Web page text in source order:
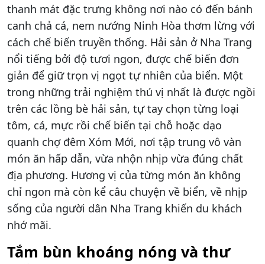
thanh mát đặc trưng không nơi nào có đến bánh
canh chả cá, nem nướng Ninh Hòa thơm lừng với
cách chế biến truyền thống. Hải sản ở Nha Trang
nổi tiếng bởi độ tươi ngon, được chế biến đơn
giản để giữ trọn vị ngọt tự nhiên của biển. Một
trong những trải nghiệm thú vị nhất là được ngồi
trên các lồng bè hải sản, tự tay chọn từng loại
tôm, cá, mực rồi chế biến tại chỗ hoặc dạo
quanh chợ đêm Xóm Mới, nơi tập trung vô vàn
món ăn hấp dẫn, vừa nhộn nhịp vừa đúng chất
địa phương. Hương vị của từng món ăn không
chỉ ngon mà còn kể câu chuyện về biển, về nhịp
sống của người dân Nha Trang khiến du khách
nhớ mãi.
Tắm bùn khoáng nóng và thư